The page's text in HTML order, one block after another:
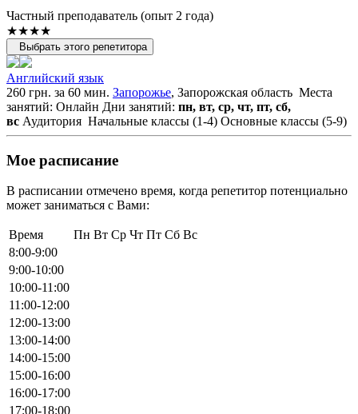
Частный преподаватель (опыт 2 года)
★★★★
Выбрать этого репетитора
Английский язык
260 грн. за 60 мин. Запорожье, Запорожская область Места
занятий: Онлайн Дни занятий: пн, вт, ср, чт, пт, сб,
вс Аудитория Начальные классы (1-4) Основные классы (5-9)
Мое расписание
В расписании отмечено время, когда репетитор потенциально
может заниматься с Вами:
Время Пн Вт Ср Чт Пт Сб Вс
8:00-9:00
9:00-10:00
10:00-11:00
11:00-12:00
12:00-13:00
13:00-14:00
14:00-15:00
15:00-16:00
16:00-17:00
17:00-18:00